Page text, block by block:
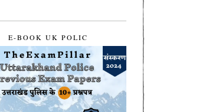
E-BOOK UK POLIC